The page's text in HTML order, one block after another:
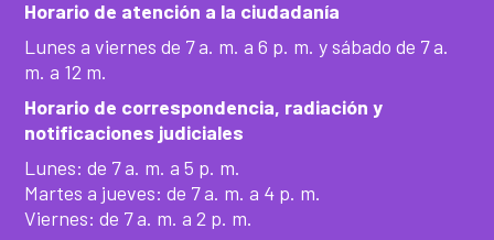
Horario de atención a la ciudadanía
Lunes a viernes de 7 a. m. a 6 p. m. y sábado de 7 a.
m. a 12 m.
Horario de correspondencia, radiación y
notificaciones judiciales
Lunes: de 7 a. m. a 5 p. m.
Martes a jueves: de 7 a. m. a 4 p. m.
Viernes: de 7 a. m. a 2 p. m.